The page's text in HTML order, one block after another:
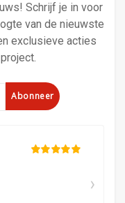
Schrijf je in voor
van de nieuwste
exclusieve acties
Abonneer